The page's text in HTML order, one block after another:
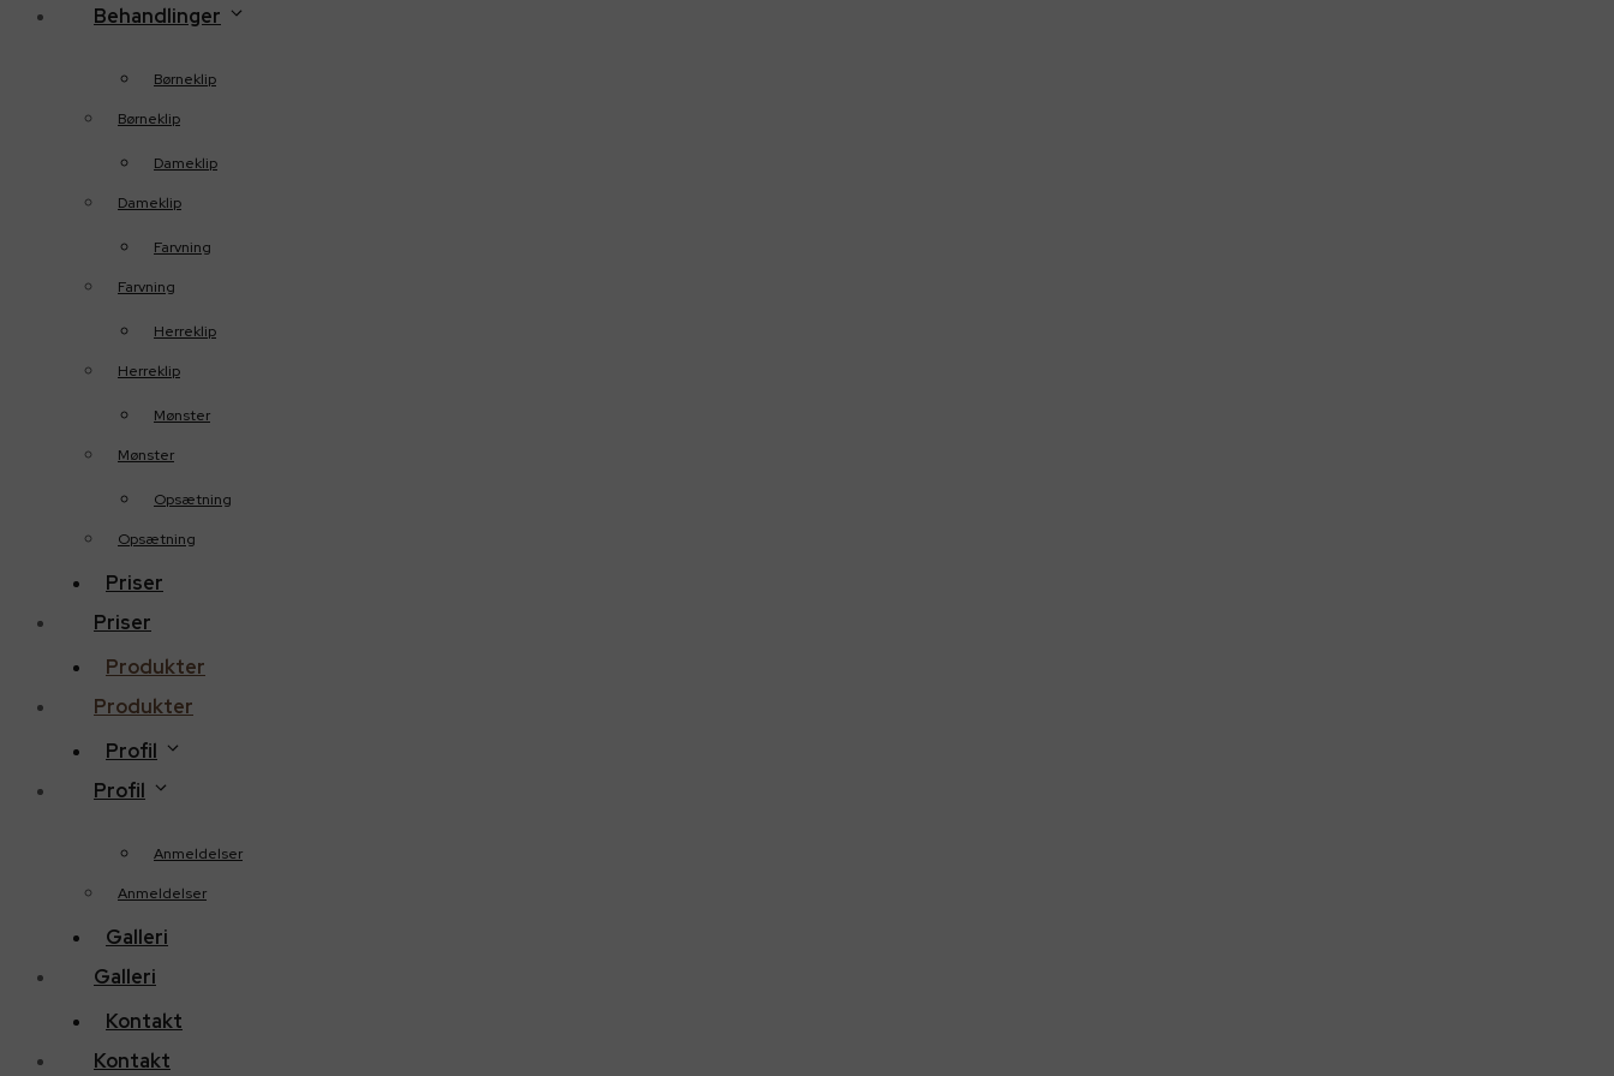
Børneklip
Dameklip
Farvning
Herreklip
Mønster
Opsætning
Priser
Produkter
Profil
Anmeldelser
Galleri
Kontakt
Behandlinger
Børneklip
Dameklip
Farvning
Herreklip
Mønster
Opsætning
Priser
Produkter
Profil
Anmeldelser
Galleri
Kontakt